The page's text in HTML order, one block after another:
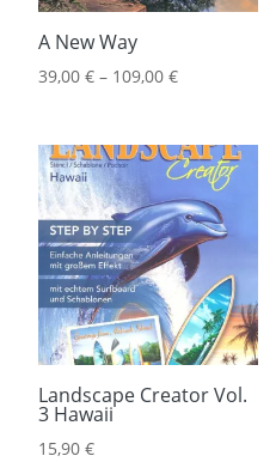
A New Way
39,00 € – 109,00 €
Landscape Creator Vol.
3 Hawaii
15,90 €